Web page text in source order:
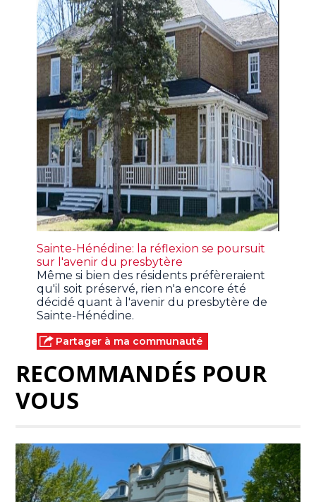
Sainte-Hénédine: la réflexion se poursuit
sur l'avenir du presbytère
Même si bien des résidents préfèreraient
qu'il soit préservé, rien n'a encore été
décidé quant à l'avenir du presbytère de
Sainte-Hénédine.
Partager à ma communauté
RECOMMANDÉS POUR
VOUS